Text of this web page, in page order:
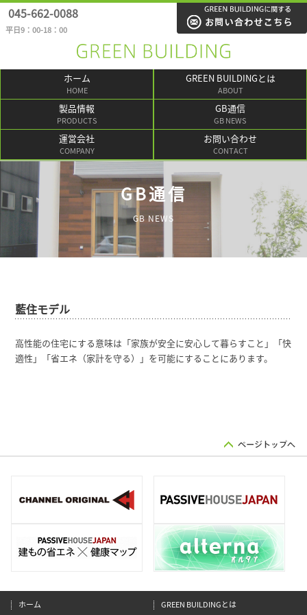
045-662-0088
平日9：00-18：00
ホーム
HOME
GREEN BUILDINGとは
ABOUT
製品情報
PRODUCTS
GB通信
GB NEWS
運営会社
COMPANY
お問い合わせ
CONTACT
GB通信
GB NEWS
藍住モデル
高性能の住宅にする意味は「家族が安全に安心して暮らすこと」「快
適性」「省エネ（家計を守る）」を可能にすることにあります。
ホーム GREEN BUILDINGとは